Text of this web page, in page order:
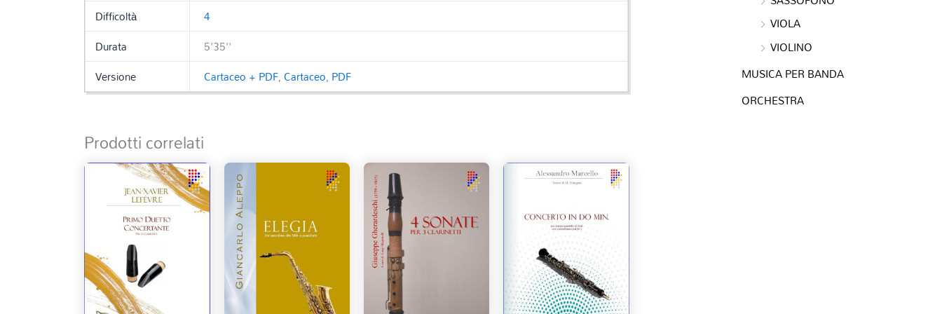
Difficoltà
4
Durata
5'35''
Versione
Cartaceo + PDF,Cartaceo, PDF
Prodotti correlati
VIOLA
VIOLINO
MUSICA PER BANDA
ORCHESTRA